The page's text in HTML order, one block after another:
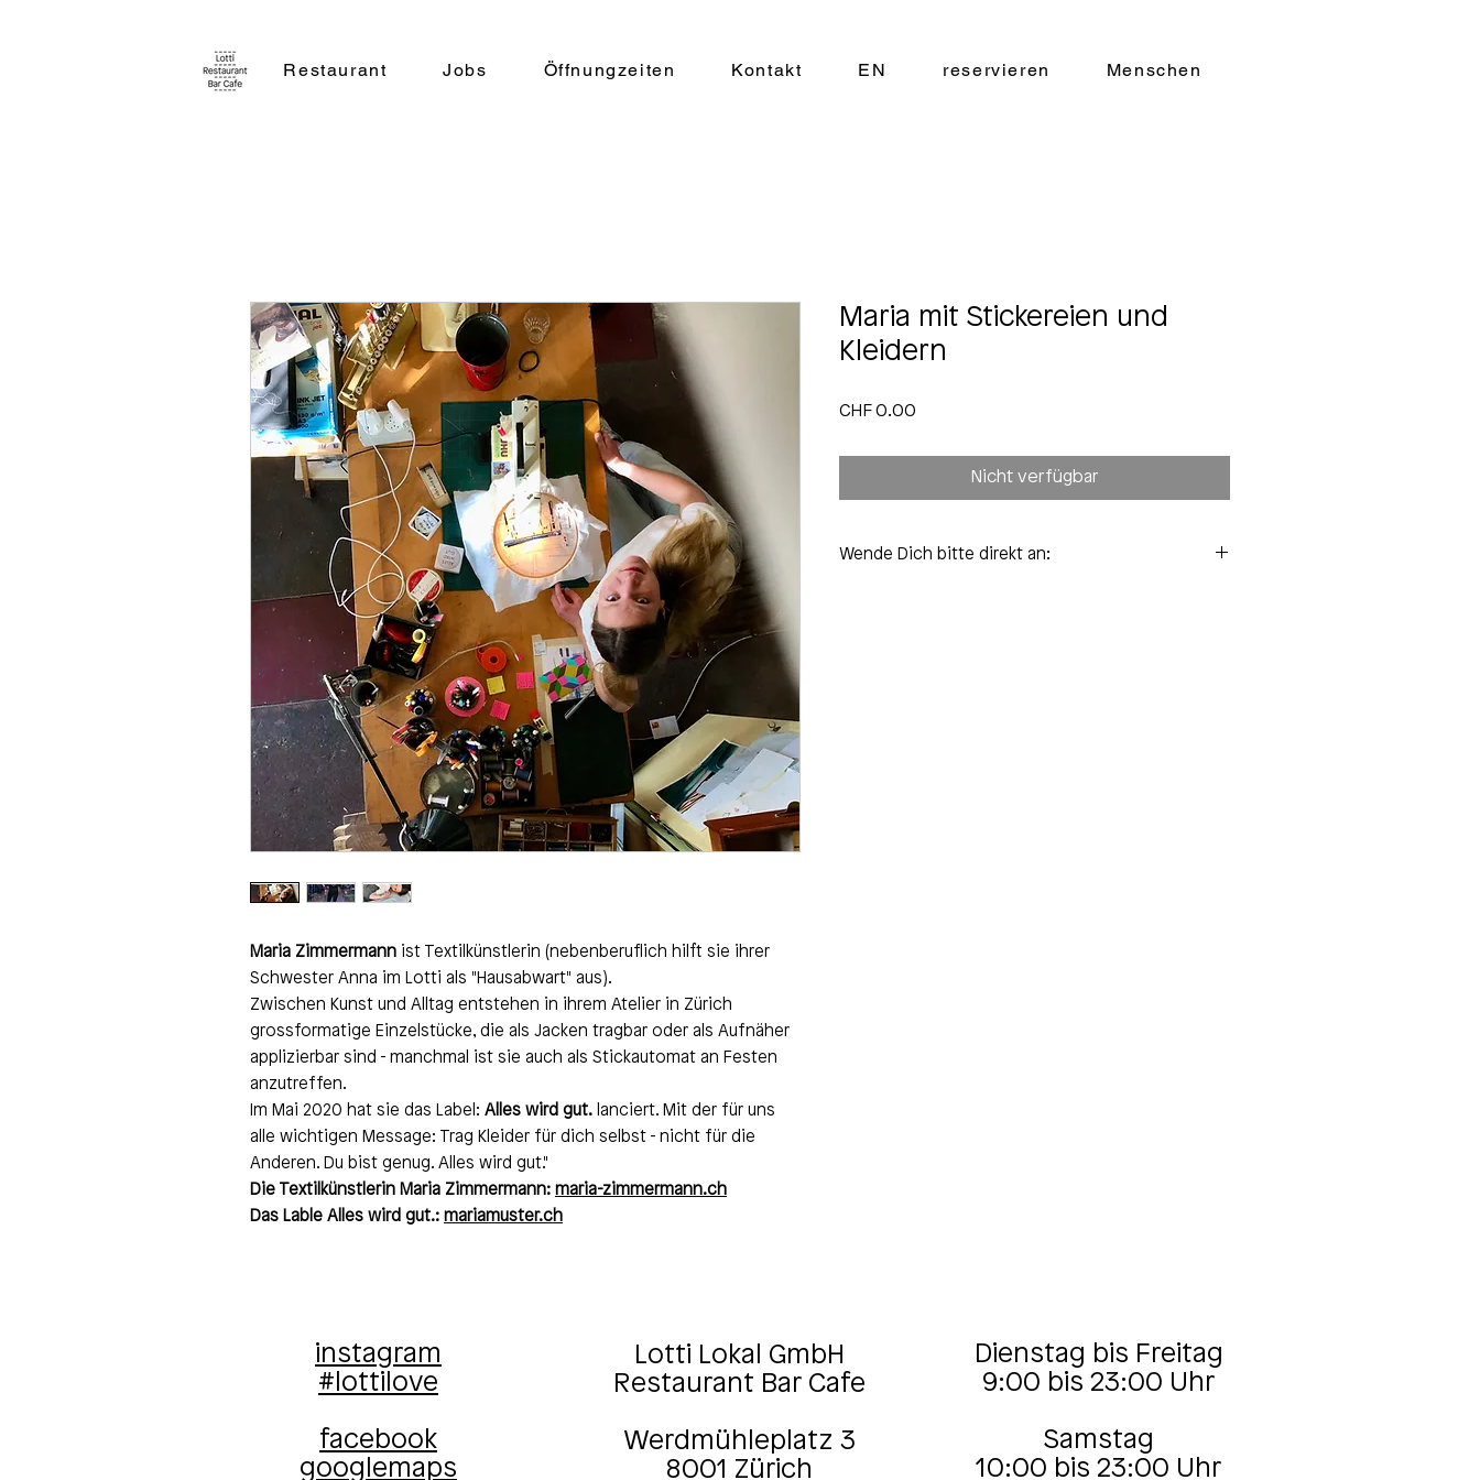
Restaurant Jobs Öffnungzeiten Kontakt EN reservieren Menschen
Maria Zimmermann ist Textilkünstlerin (nebenberuflich hilft sie ihrer
Schwester Anna im Lotti als "Hausabwart" aus).
Zwischen Kunst und Alltag entstehen in ihrem Atelier in Zürich
grossformatige Einzelstücke, die als Jacken tragbar oder als Aufnäher
applizierbar sind - manchmal ist sie auch als Stickautomat an Festen
anzutreffen.
Im Mai 2020 hat sie das Label: Alles wird gut. lanciert. Mit der für uns
alle wichtigen Message: Trag Kleider für dich selbst - nicht für die
Anderen. Du bist genug. Alles wird gut."
Die Textilkünstlerin Maria Zimmermann: maria-zimmermann.ch
Das Lable Alles wird gut.: mariamuster.ch
Maria mit Stickereien und
Kleidern
CHF 0.00
Nicht verfügbar
Wende Dich bitte direkt an:
Lotti Lokal GmbH
Restaurant Bar Cafe
Werdmühleplatz 3
8001 Zürich
instagram
#lottilove
facebook
googlemaps
Dienstag bis Freitag
9:00 bis 23:00 Uhr
Samstag
10:00 bis 23:00 Uhr